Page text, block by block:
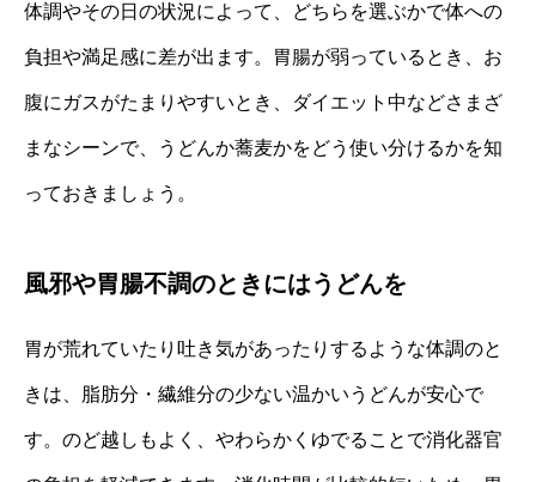
体調やその日の状況によって、どちらを選ぶかで体への
負担や満足感に差が出ます。胃腸が弱っているとき、お
腹にガスがたまりやすいとき、ダイエット中などさまざ
まなシーンで、うどんか蕎麦かをどう使い分けるかを知
っておきましょう。
風邪や胃腸不調のときにはうどんを
胃が荒れていたり吐き気があったりするような体調のと
きは、脂肪分・繊維分の少ない温かいうどんが安心で
す。のど越しもよく、やわらかくゆでることで消化器官